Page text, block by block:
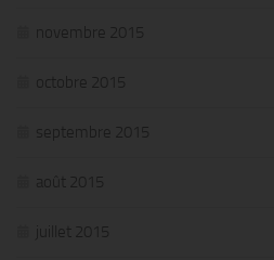
novembre 2015
octobre 2015
septembre 2015
août 2015
juillet 2015